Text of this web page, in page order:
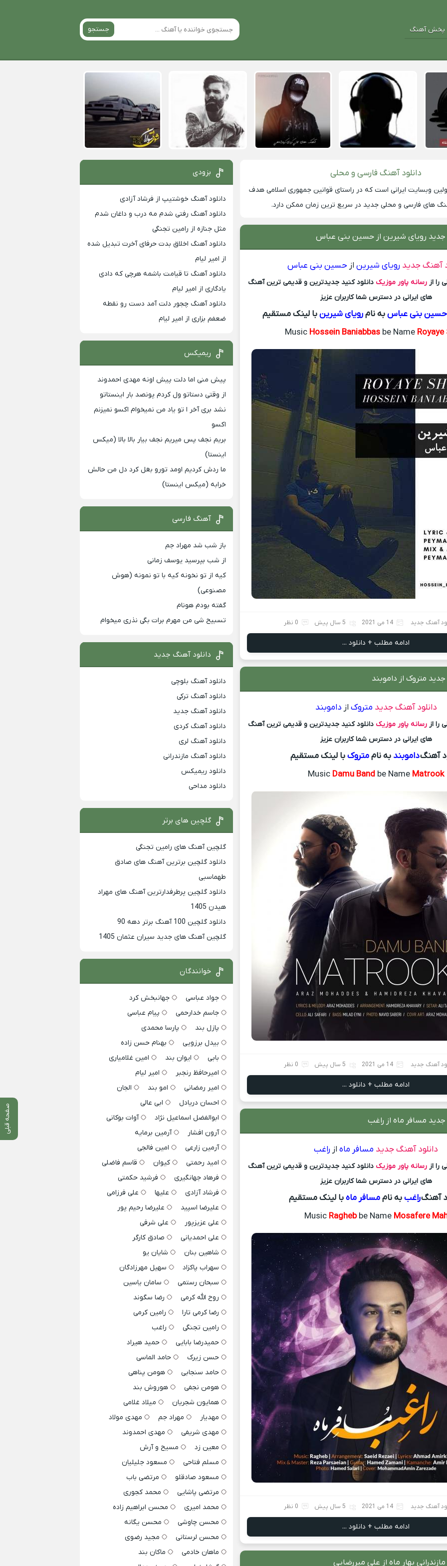
پخش آهنگ جستجو
دانلود آهنگ فارسی و محلی
وبسایت ایرانی است که در راستای قوانین جمهوری اسلامی هدف
های فارسی و محلی جدید در سریع ترین زمان ممکن دارد.
جدید رویای شیرین از حسین بنی عباس
آهنگ جدید رویای شیریناز حسین بنی عباس
را از رسانه پاور موزیک دانلود کنید جدیدترین و قدیمی ترین آهنگ
های ایرانی در دسترس شما کاربران عزیز
حسین بنی عباسبه نامرویای شیرینبا لینک مستقیم
Music Hossein Baniabbas be Name Royaye
آهنگ جدید 14 می 2021 5 سال پیش 0 نظر
ادامه مطلب + دانلود ...
متروک از داموبند
دانلود آهنگ جدید متروک از داموبند
را از رسانه پاور موزیک دانلود کنید جدیدترین و قدیمی ترین آهنگ
های ایرانی در دسترس شما کاربران عزیز
آهنگداموبند به ناممتروکبا لینک مستقیم
Music Damu Band be Name Matrook
آهنگ جدید 14 می 2021 5 سال پیش 0 نظر
ادامه مطلب + دانلود ...
مسافر ماه از راغب
دانلود آهنگ جدید مسافر ماهاز راغب
را از رسانه پاور موزیک دانلود کنید جدیدترین و قدیمی ترین آهنگ
های ایرانی در دسترس شما کاربران عزیز
آهنگراغببه ناممسافر ماهبا لینک مستقیم
MusicRaghebbe NameMosafere
آهنگ جدید 14 می 2021 5 سال پیش 0 نظر
ادامه مطلب + دانلود ...
بهار ماه از علی میررضایی
صفحه قبلی
بزودی
دانلود آهنگ خوشتیپ از فرشاد آزادی
دانلود آهنگ رفتی شدم مه درب و داغان شدم
مثل جنازه از رامین تجنگی
دانلود آهنگ اخلاق بدت حرفای آخرت تبدیل شده
از امیر لیام
دانلود آهنگ تا قیامت باشمه هرچی که دادی
یادگاری از امیر لیام
دانلود آهنگ چجور دلت آمد دست رو نقطه
ضعفم بزاری از امیر لیام
ریمیکس
پیش منی اما دلت پیش اونه مهدی احمدوند
از وقتی دستاتو ول کردم پونصد بار اینستاتو
نشد بری آخر ا تو یاد من نمیخوام اکسو نمیزنم
اکسو
بریم نجف پس میریم نجف بیار بالا بالا (میکس
اینستا)
ما ردش کردیم اومد تورو بغل کرد دل من حالش
خرابه (میکس اینستا)
آهنگ فارسی
باز شب شد مهراد جم
از شب بپرسید یوسف زمانی
کیه از تو نخونه کیه با تو نمونه (هوش
مصنوعی)
گفته بودم هونام
تسبیح شی من مهرم برات بگی نذری میخوام
دانلود آهنگ جدید
دانلود آهنگ بلوچی
دانلود آهنگ ترکی
دانلود آهنگ جدید
دانلود آهنگ کردی
دانلود آهنگ لری
دانلود آهنگ مازندرانی
دانلود ریمیکس
دانلود مداحی
گلچین های برتر
گلچین آهنگ های رامین تجنگی
دانلود گلچین برترین آهنگ های صادق
طهماسبی
دانلود گلچین پرطرفدارترین آهنگ های مهراد
هیدن 1405
دانلود گلچین 100 آهنگ برتر دهه 90
گلچین آهنگ های جدید سیران عثمان 1405
خوانندگان
جواد عباسی
جهانبخش کرد
جاسم خدارحمی
پیام عباسی
پازل بند
پارسا محمدی
بیدل برزویی
بهنام حسن زاده
بابی
ایوان بند
امین غلامیاری
امیرحافظ رنجبر
امیر لیام
امیر رمضانی
امو بند
الجان
احسان دریادل
ابی عالی
ابوالفضل اسماعیل نژاد
آوات بوکانی
آرون افشار
آرمین برمایه
آرمین زارعی
امین فالجی
امید رحمتی
کیوان
قاسم فاضلی
فرهاد جهانگیری
فرشید حکمتی
فرشاد آزادی
علیها
علی فرزامی
علیرضا اسپید
علیرضا رحیم پور
علی عزیزپور
علی شرفی
علی احمدیانی
صادق کارگر
شاهین بنان
شایان یو
سهراب پاکزاد
سهیل مهرزادگان
سبحان رستمی
سامان یاسین
روح الله کرمی
رضا سگوند
رضا کرمی تارا
رامین کرمی
رامین تجنگی
راغب
حمیدرضا بابایی
حمید هیراد
حسن زیرک
حامد الماسی
حامد سنجابی
هومن پناهی
هومن نجفی
هوروش بند
همایون شجریان
میلاد غلامی
مهدیار
مهراد جم
مهدی مولاد
مهدی شریفی
مهدی احمدوند
معین زد
مسیح و آرش
مسلم فتاحی
مسعود جلیلیان
مسعود صادقلو
مرتضی باب
مرتضی پاشایی
محمد کجوری
محمد امیری
محسن ابراهیم زاده
محسن چاوشی
محسن یگانه
محسن لرستانی
مجید رضوی
ماهان خادمی
ماکان بند